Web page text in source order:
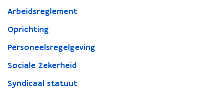
Arbeidsreglement
Oprichting
Personeelsregelgeving
Sociale Zekerheid
Syndicaal statuut